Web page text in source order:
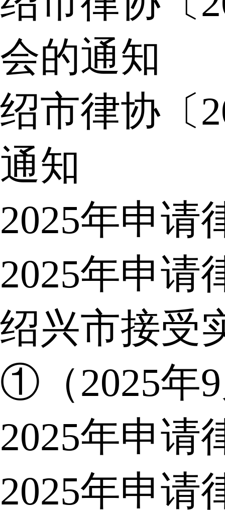
会的通知
绍市律协〔
通知
2025年申请
2025年申请
绍兴市接受
①（2025年
2025年申请
2025年申请